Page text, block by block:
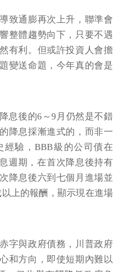
致通膨再次上升，聯準會
整體趨勢向下，只要不遇
有利。但或許投資人會擔
變送命題，今年真的會是
息後的6～9月仍然是不錯
降息採漸進式的，而非一
驗，BBB級的公司債在
週期，在首次降息後持有
降息後六到七個月進場並
上的報酬，顯示現在進場
字與政府債務，川普政府
和方向，即使短期內難以